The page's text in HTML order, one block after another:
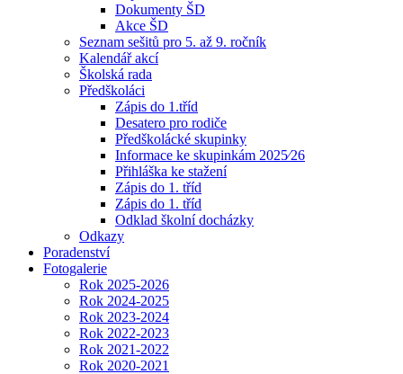
Dokumenty ŠD
Akce ŠD
Seznam sešitů pro 5. až 9. ročník
Kalendář akcí
Školská rada
Předškoláci
Zápis do 1.tříd
Desatero pro rodiče
Předškolácké skupinky
Informace ke skupinkám 2025⁄26
Přihláška ke stažení
Zápis do 1. tříd
Zápis do 1. tříd
Odklad školní docházky
Odkazy
Poradenství
Fotogalerie
Rok 2025-2026
Rok 2024-2025
Rok 2023-2024
Rok 2022-2023
Rok 2021-2022
Rok 2020-2021